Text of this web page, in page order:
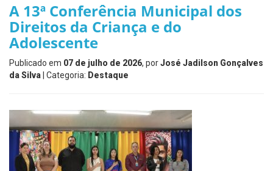
A 13ª Conferência Municipal dos
Direitos da Criança e do
Adolescente
Publicado em 07 de julho de 2026, porJosé Jadilson Gonçalves
da Silva | Categoria: Destaque